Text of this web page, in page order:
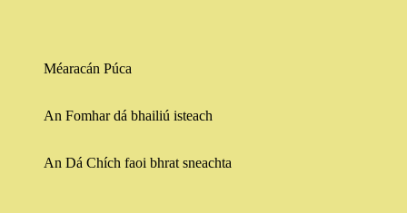
Méaracán Púca
An Fomhar dá bhailiú isteach
An Dá Chích faoi bhrat sneachta